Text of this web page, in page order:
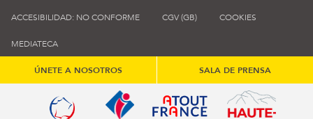
ACCESIBILIDAD: NO CONFORME CGV (GB) COOKIES
MEDIATECA
ÚNETE A NOSOTROS SALA DE PRENSA
Qualité tourisme (s'ouvre dans une nouvelle fenêtre)
Office de tourisme de France (s'ouvre
Atout France (s'ouvre dans